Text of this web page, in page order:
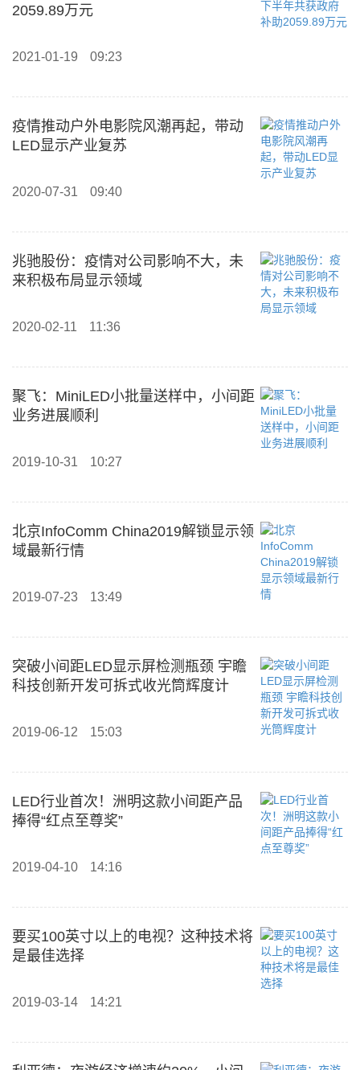
2059.89万元
2021-01-19 09:23
疫情推动户外电影院风潮再起，带动
LED显示产业复苏
2020-07-31 09:40
兆驰股份：疫情对公司影响不大，未
来积极布局显示领域
2020-02-11 11:36
聚飞：MiniLED小批量送样中，小间距
业务进展顺利
2019-10-31 10:27
北京InfoComm China2019解锁显示领
域最新行情
2019-07-23 13:49
突破小间距LED显示屏检测瓶颈 宇瞻
科技创新开发可拆式收光筒辉度计
2019-06-12 15:03
LED行业首次！洲明这款小间距产品
捧得“红点至尊奖”
2019-04-10 14:16
要买100英寸以上的电视？这种技术将
是最佳选择
2019-03-14 14:21